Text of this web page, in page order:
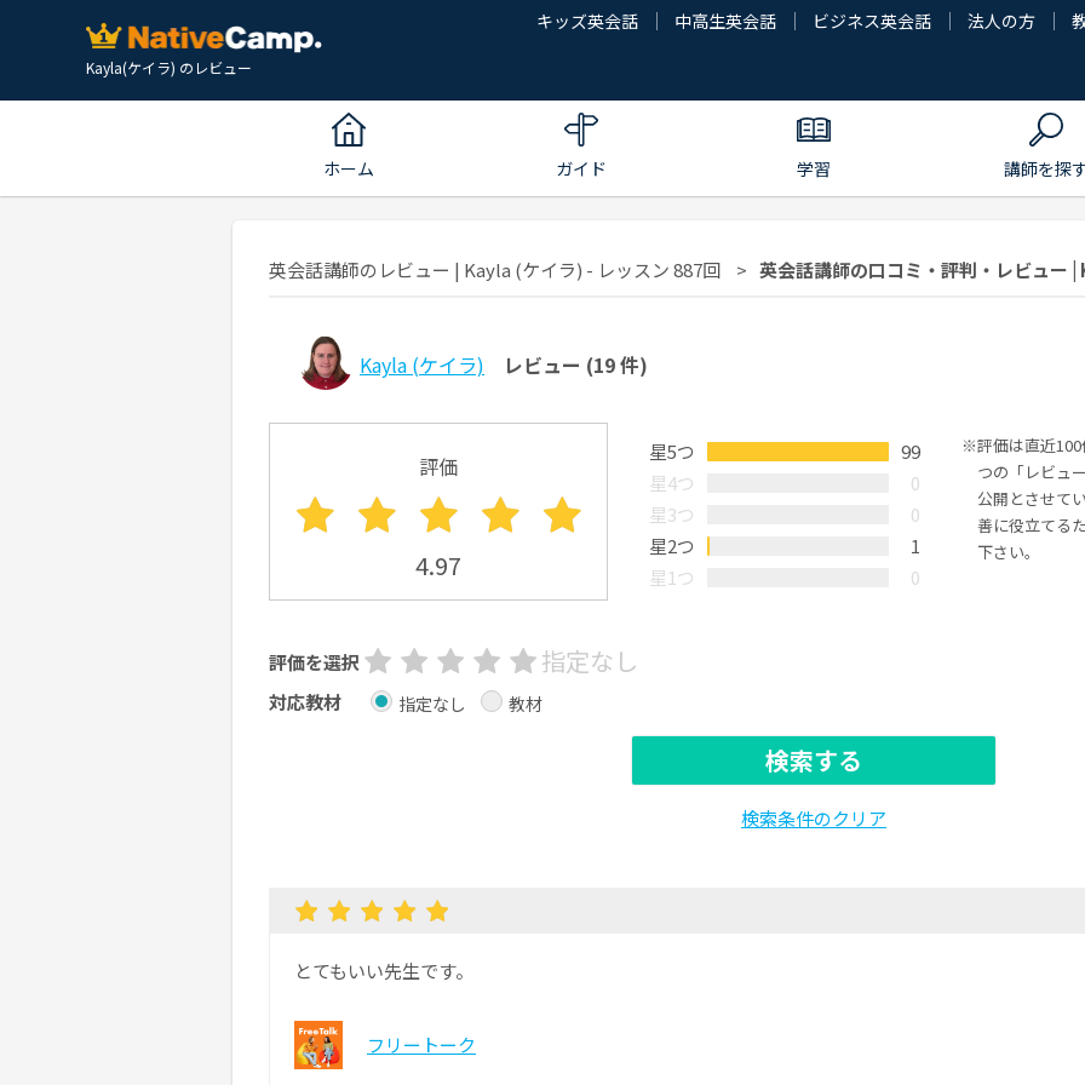
Kayla(ケイラ) のレビュー
キッズ英会話 中高生英会話 ビジネス英会話 法人の方
ホーム ガイド 学習 講師を探
英会話講師のレビュー | Kayla (ケイラ) - レッスン 887回 英会話講師の口コミ・評判・レビュー |
Kayla (ケイラ) レビュー (19 件)
評価
4.97
星5つ
99
星4つ
0
星3つ
0
星2つ
1
星1つ
0
評価は直近
つの「レビュ
公開とさせて
善に役立てる
下さい。
評価を選択 指定なし
対応教材 指定なし 教材
検索する
検索条件のクリア
とてもいい先生です。
フリートーク